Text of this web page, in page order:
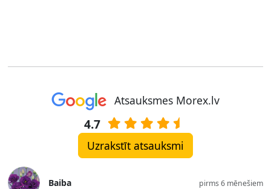
Atsauksmes Morex.lv
4.7
Uzrakstīt atsauksmi
Baiba pirms 6 mēnešiem